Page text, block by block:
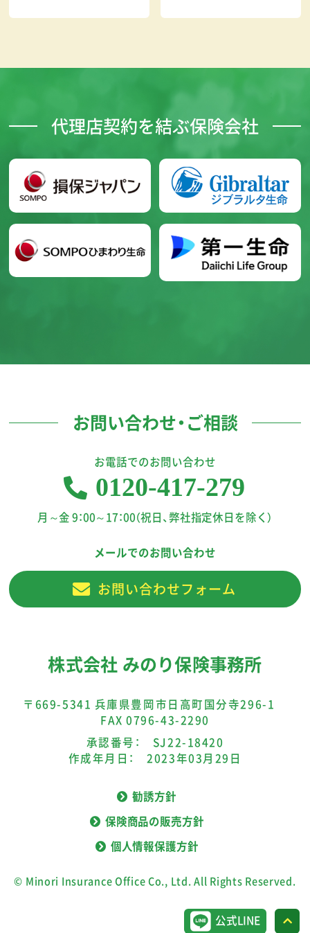
代理店契約を結ぶ保険会社
お問い合わせ・ご相談
お電話でのお問い合わせ
0120-417-279
月～金 9：00～17：00（祝日、弊社指定休日を除く）
メールでのお問い合わせ
お問い合わせフォーム
株式会社 みのり保険事務所
〒669-5341 兵庫県豊岡市日高町国分寺296-1
FAX 0796-43-2290
承認番号： SJ22-18420
作成年月日： 2023年03月29日
勧誘方針
保険商品の販売方針
個人情報保護方針
© Minori Insurance Office Co., Ltd. All Rights Reserved.
公式LINE